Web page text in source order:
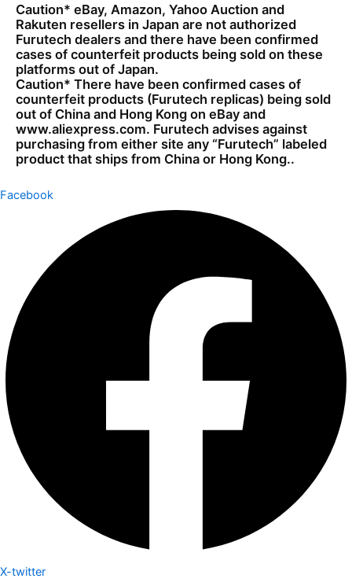
Caution* eBay, Amazon, Yahoo Auction and
Rakuten resellers in Japan are not authorized
Furutech dealers and there have been confirmed
cases of counterfeit products being sold on these
platforms out of Japan.
Caution* There have been confirmed cases of
counterfeit products (Furutech replicas) being sold
out of China and Hong Kong on eBay and
www.aliexpress.com. Furutech advises against
purchasing from either site any “Furutech” labeled
product that ships from China or Hong Kong..
Facebook
X-twitter